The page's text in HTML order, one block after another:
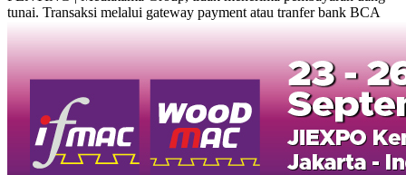
tunai. Transaksi melalui gateway payment atau tranfer bank BCA